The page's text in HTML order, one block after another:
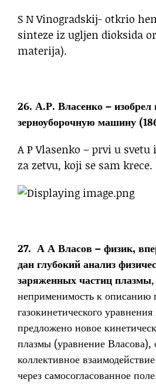
S N Vinogradskij- otkrio
sinteze iz ugljen dioksida
materija).
26. А.Р. Власенко –
зерноуборочную машину
A P Vlasenko – prvi u
za zetvu, koji se sam krece.
27. А А Власов – физик,
дан глубокий анализ
заряженных частиц плазмы,
неприменимость к описанию
газокинетического
предложено новое
плазмы (уравнение
коллективное
через самосогласованное